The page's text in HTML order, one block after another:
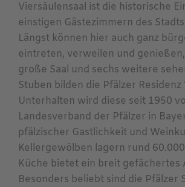
Viersäulensaal ist die historische
einstigen Gästezimmern des
Längst können hier auch ganz
eintreten, verweilen und
große Saal und sechs weitere
Stuben bilden die Pfälzer Residenz
Unterhalten wird diese seit 1950
Landesverband der Pfälzer in
pfälzischer Gastlichkeit und
Kellergewölben lagern rund
Küche bietet ein breit gefächertes
Besonders beliebt sind die Pfälzer